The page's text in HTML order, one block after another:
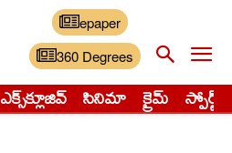
epaper
360 Degrees
ఎక్స్‌క్లూజివ్‌ సినిమా క్రైమ్ స్పోర్ట్స్